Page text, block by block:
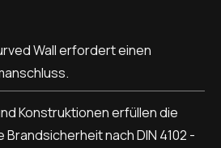
Wall erfordert einen
Konstruktionen erfüllen die
nach DIN 4102 -